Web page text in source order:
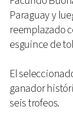
Paraguay y
reemplazado
esguince de
El
ganador
seis trofeos.